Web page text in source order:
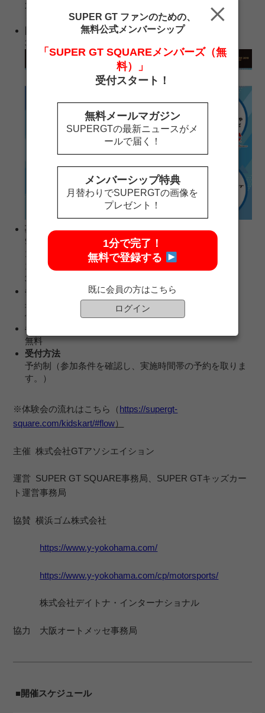
2月11日（月） 9：30〜14：00（受付開始9：00）
※詳細は開催スケジュールをご覧ください
3号館 6号館A 間通路
募集人数
9日（土） 9回×5台 ＝45組
10日（日）15回×6台 ＝90組
11日（月）9回×6台 ＝54組
3日間合計189組378名
参加資格
身長100cm～135cmまでの小学生
保護者の方と2名1組でご参加いただきます。
参加費
無料
受付方法
予約制（参加条件を確認し、実施時間帯の予約を取りま
す。）
※体験会の流れはこちら（https://supergt-
square.com/kidskart/#flow）
主催 株式会社GTアソシエイション
運営 SUPER GT SQUARE事務局、SUPER GTキッズカー
ト運営事務局
協賛 横浜ゴム株式会社
https://www.y-yokohama.com/
https://www.y-yokohama.com/cp/motorsports/
株式会社デイトナ・インターナショナル
協力 大阪オートメッセ事務局
■開催スケジュール
SUPER GT ファンのための、
無料公式メンバーシップ
「SUPER GT SQUAREメンバーズ（無
料）」
受付スタート！
無料メールマガジン
SUPERGTの最新ニュースがメ
ールで届く！
メンバーシップ特典
月替わりでSUPERGTの画像を
プレゼント！
1分で完了！
無料で登録する
既に会員の方はこちら
ログイン